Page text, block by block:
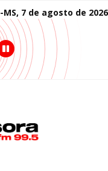
7 de agosto de 2026